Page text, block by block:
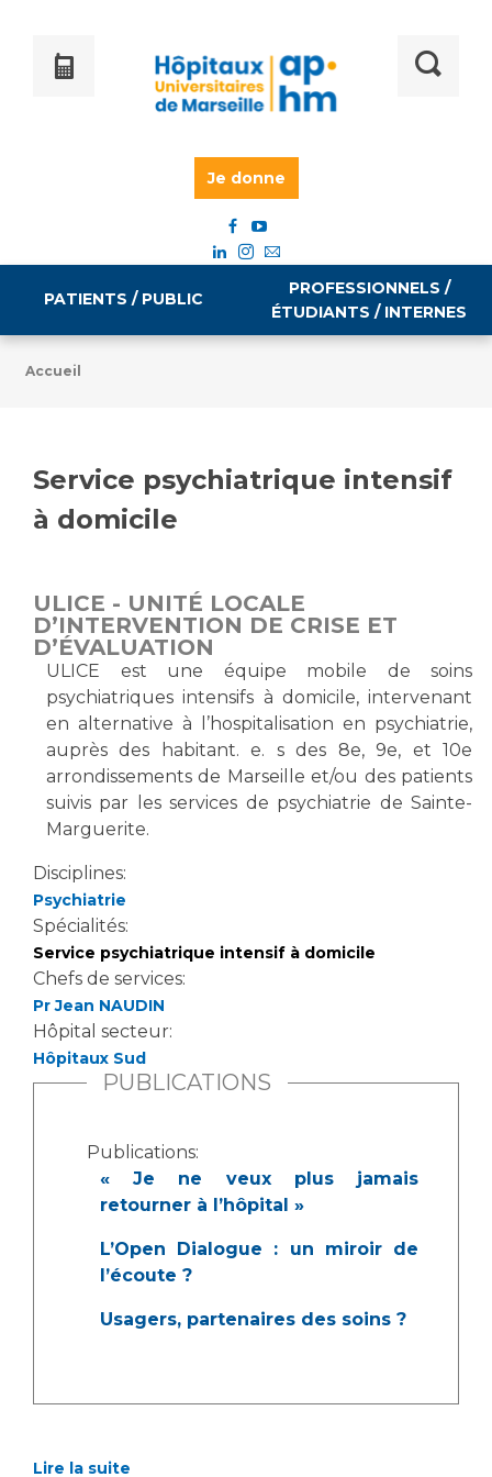
Je donne
PATIENTS / PUBLIC
Tarifs
Vous accompagnez, vous rendez visite à un patient
à réaliser
Vous avez une analyse à réaliser
Vous venez en consultation
myaphm, votre espace santé en ligne
Infos COVID-19
Vivre ensemble à l'hôpital
Culture à l'hôpital
Laïcité et cultes
Les associations
Livret d'accueil
Transports sanitaires
Vos droits, vos devoirs
Handicap
Handi 13
Accueil sourds et malentendants
Charte Romain Jacob
Mouvement Parcours Handicap 13
Activité physique
PROFESSIONNELS /
ÉTUDIANTS / INTERNES
Emploi / formation
Emplois médicaux
Espace Formation
Étudiants hospitaliers
Emplois techniques et médico-techniques
Emplois divers
Emplois socio-éducatifs
Statuts
Stages paramédicaux
Chercheurs
La recherche clinique à l'AP-HM
Les structures de recherche
Écoles et Instituts de Formation
Plateforme des internes
Professionnels de santé
Réseaux de soins
Accueil
Service psychiatrique intensif
à domicile
ULICE - UNITÉ LOCALE
D’INTERVENTION DE CRISE ET
D’ÉVALUATION
ULICE est une équipe mobile de soins
psychiatriques intensifs à domicile, intervenant
en alternative à l’hospitalisation en psychiatrie,
auprès des habitant. e. s des 8e, 9e, et 10e
arrondissements de Marseille et/ou des patients
suivis par les services de psychiatrie de Sainte-
Marguerite.
Disciplines:
Psychiatrie
Spécialités:
Service psychiatrique intensif à domicile
Chefs de services:
Pr Jean NAUDIN
Hôpital secteur:
Hôpitaux Sud
PUBLICATIONS
Publications:
« Je ne veux plus jamais
retourner à l’hôpital »
L’Open Dialogue : un miroir de
l’écoute ?
Usagers, partenaires des soins ?
Lire la suite